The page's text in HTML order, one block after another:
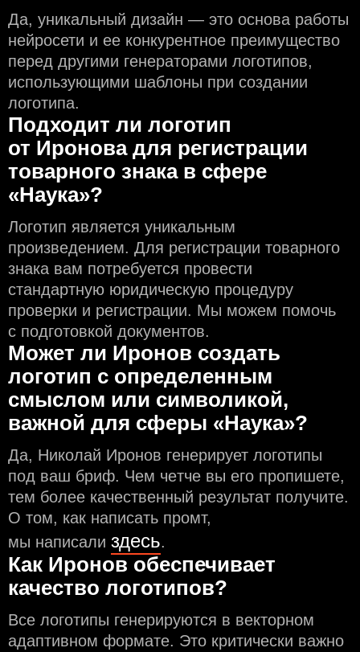
Да, уникальный дизайн — это основа работы
нейросети и еe конкурентное преимущество
перед другими генераторами логотипов,
использующими шаблоны при создании
логотипа.
Подходит ли логотип
от Иронова для регистрации
товарного знака в сфере
«Наука»?
Логотип является уникальным
произведением. Для регистрации товарного
знака вам потребуется провести
стандартную юридическую процедуру
проверки и регистрации. Мы можем помочь
с подготовкой документов.
Может ли Иронов создать
логотип с определeнным
смыслом или символикой,
важной для сферы «Наука»?
Да, Николай Иронов генерирует логотипы
под ваш бриф. Чем чeтче вы его пропишете,
тем более качественный результат получите.
О том, как написать промт,
мы написали здесь.
Как Иронов обеспечивает
качество логотипов?
Все логотипы генерируются в векторном
адаптивном формате. Это критически важно